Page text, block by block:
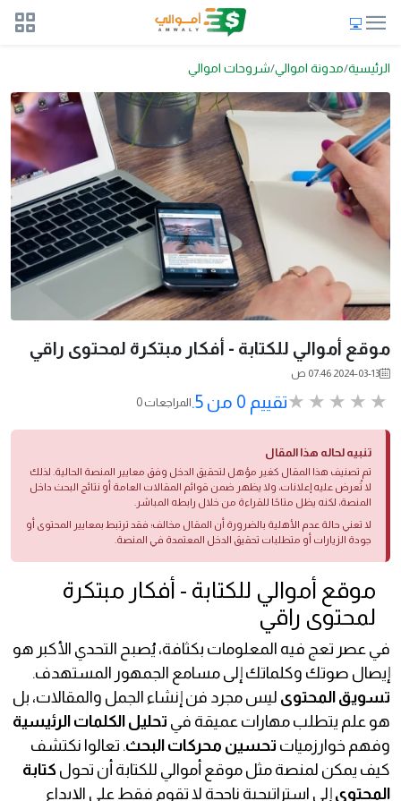
الرئيسية مدونة اموالي شروحات اموالي
موقع أموالي للكتابة - أفكار مبتكرة لمحتوى راقي
2024-03-13 07:46 ص
تقييم 0 من 5. 0 المراجعات
تنبيه لحاله هذا المقال
تم تصنيف هذا المقال كغير مؤهل لتحقيق الدخل وفق معايير المنصة الحالية. لذلك
لا تُعرض عليه إعلانات، ولا يظهر ضمن قوائم المقالات العامة أو نتائج البحث داخل
المنصة، لكنه يظل متاحًا للقراءة من خلال رابطه المباشر.
لا تعني حالة عدم الأهلية بالضرورة أن المقال مخالف؛ فقد ترتبط بمعايير المحتوى أو
جودة الزيارات أو متطلبات تحقيق الدخل المعتمدة في المنصة.
موقع أموالي للكتابة - أفكار مبتكرة
لمحتوى راقي
في عصر تعج فيه المعلومات بكثافة، يُصبح التحدي الأكبر هو
إيصال صوتك وكلماتك إلى مسامع الجمهور المستهدف.
تسويق المحتوى ليس مجرد فن إنشاء الجمل والمقالات، بل
هو علم يتطلب مهارات عميقة في تحليل الكلمات الرئيسية
وفهم خوارزميات تحسين محركات البحث. تعالوا نكتشف
كيف يمكن لمنصة مثل موقع أموالي للكتابة أن تحول كتابة
المحتوى إلى استراتيجية ناجحة لا تقوم فقط على الإبداع